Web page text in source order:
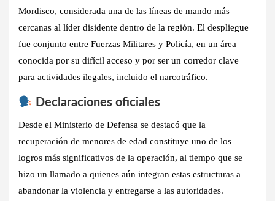
Mordisco, considerada una de las líneas de mando más
cercanas al líder disidente dentro de la región. El despliegue
fue conjunto entre Fuerzas Militares y Policía, en un área
conocida por su difícil acceso y por ser un corredor clave
para actividades ilegales, incluido el narcotráfico.
Declaraciones oficiales
Desde el Ministerio de Defensa se destacó que la
recuperación de menores de edad constituye uno de los
logros más significativos de la operación, al tiempo que se
hizo un llamado a quienes aún integran estas estructuras a
abandonar la violencia y entregarse a las autoridades.